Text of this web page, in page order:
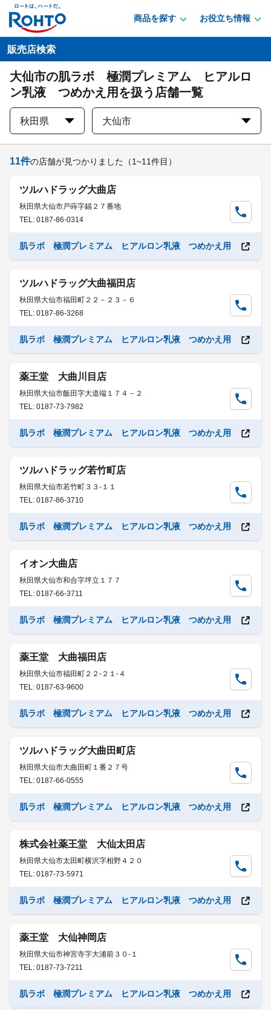
商品を探す お役立ち情報
販売店検索
大仙市の肌ラボ 極潤プレミアム ヒアルロ
ン乳液 つめかえ用を扱う店舗一覧
秋田県 大仙市
11件の店舗が見つかりました （1~11件目）
ツルハドラッグ大曲店
秋田県大仙市戸蒔字錨２７番地
TEL: 0187-86-0314
肌ラボ 極潤プレミアム ヒアルロン乳液 つめかえ用
ツルハドラッグ大曲福田店
秋田県大仙市福田町２２－２３－６
TEL: 0187-86-3268
肌ラボ 極潤プレミアム ヒアルロン乳液 つめかえ用
薬王堂 大曲川目店
秋田県大仙市飯田字大道端１７４－２
TEL: 0187-73-7982
肌ラボ 極潤プレミアム ヒアルロン乳液 つめかえ用
ツルハドラッグ若竹町店
秋田県大仙市若竹町３３-１１
TEL: 0187-86-3710
肌ラボ 極潤プレミアム ヒアルロン乳液 つめかえ用
イオン大曲店
秋田県大仙市和合字坪立１７７
TEL: 0187-66-3711
肌ラボ 極潤プレミアム ヒアルロン乳液 つめかえ用
薬王堂 大曲福田店
秋田県大仙市福田町２２-２１-４
TEL: 0187-63-9600
肌ラボ 極潤プレミアム ヒアルロン乳液 つめかえ用
ツルハドラッグ大曲田町店
秋田県大仙市大曲田町１番２７号
TEL: 0187-66-0555
肌ラボ 極潤プレミアム ヒアルロン乳液 つめかえ用
株式会社薬王堂 大仙太田店
秋田県大仙市太田町横沢字相野４２０
TEL: 0187-73-5971
肌ラボ 極潤プレミアム ヒアルロン乳液 つめかえ用
薬王堂 大仙神岡店
秋田県大仙市神宮寺字大浦前３０-１
TEL: 0187-73-7211
肌ラボ 極潤プレミアム ヒアルロン乳液 つめかえ用